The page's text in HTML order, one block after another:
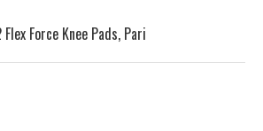
Force Knee Pads, Pari